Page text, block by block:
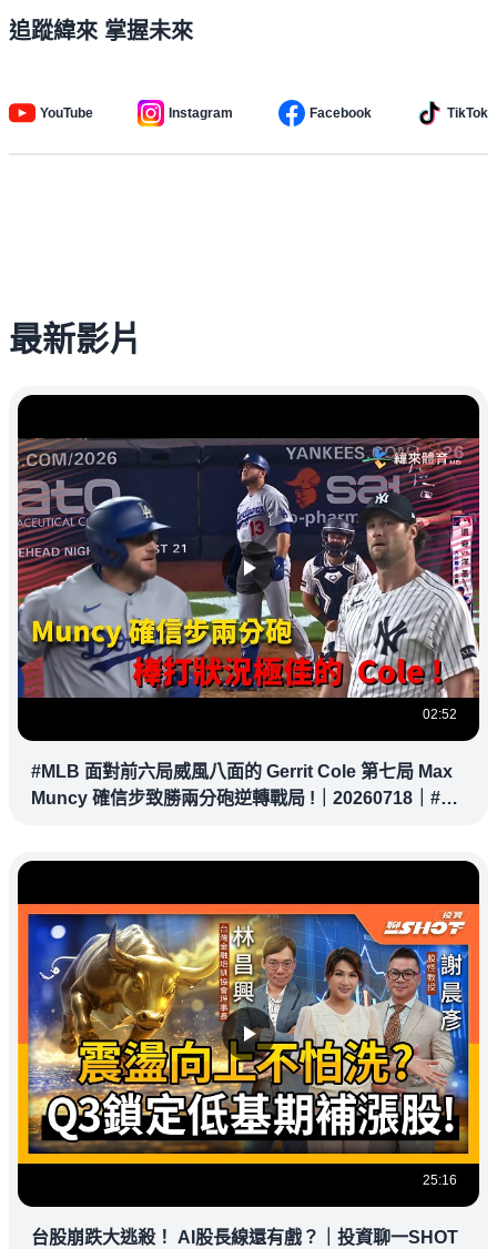
追蹤緯來 掌握未來
YouTube Instagram Facebook TikTok
最新影片
02:52
#MLB 面對前六局威風八面的 Gerrit Cole 第七局 Max
Muncy 確信步致勝兩分砲逆轉戰局 !｜20260718｜#洛
25:16
台股崩跌大逃殺！ AI股長線還有戲？｜投資聊一SHOT